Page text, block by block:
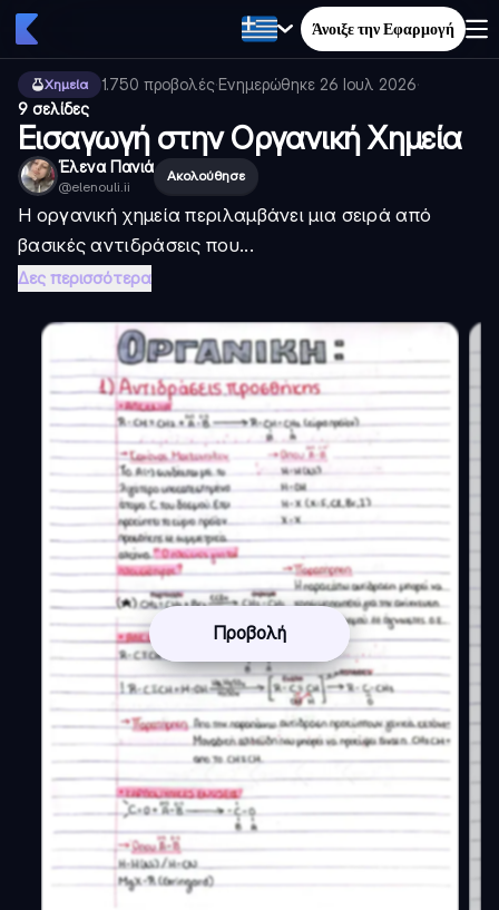
Άνοιξε την Εφαρμογή
Χημεία 1.750 προβολές·Ενημερώθηκε 26 Ιουλ 2026·
9 σελίδες
Εισαγωγή στην Οργανική Χημεία
Έλενα Πανιά
@elenouli.ii
Ακολούθησε
Η οργανική χημεία περιλαμβάνει μια σειρά από
βασικές αντιδράσεις που...
Δες περισσότερα
Προβολή